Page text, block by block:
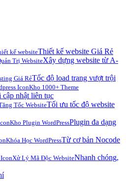
kế websiteThiết kế website Giá Rẻ
Trị WebsiteXây dựng website từ A-
Giá RẻTốc độ load trang vượt trội
Kho 1000+ Theme
nhật liên tục
Tốc WebsiteTối ưu tốc độ website
Kho Plugin WordPressPlugin đa dạng
Khóa Học WordPressTừ cơ bản Nocode
Xử Lý Mã Độc WebsiteNhanh chóng,